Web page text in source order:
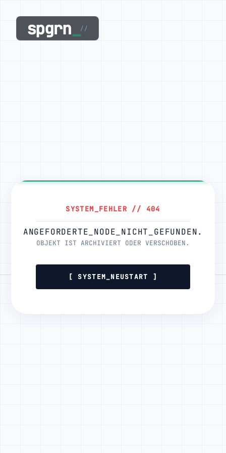
spgrn_//
SYSTEM_FEHLER // 404
ANGEFORDERTE_NODE_NICHT_GEFUNDEN.
OBJEKT IST ARCHIVIERT ODER VERSCHOBEN.
[ SYSTEM_NEUSTART ]